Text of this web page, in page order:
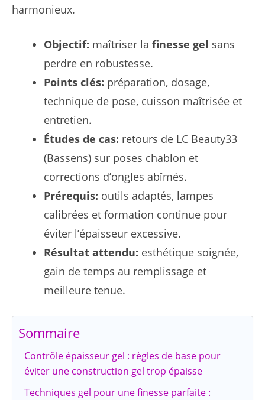
harmonieux.
Objectif: maîtriser la finesse gel sans
perdre en robustesse.
Points clés: préparation, dosage,
technique de pose, cuisson maîtrisée et
entretien.
Études de cas: retours de LC Beauty33
(Bassens) sur poses chablon et
corrections d’ongles abîmés.
Prérequis: outils adaptés, lampes
calibrées et formation continue pour
éviter l’épaisseur excessive.
Résultat attendu: esthétique soignée,
gain de temps au remplissage et
meilleure tenue.
Sommaire
Contrôle épaisseur gel : règles de base pour
éviter une construction gel trop épaisse
Techniques gel pour une finesse parfaite :